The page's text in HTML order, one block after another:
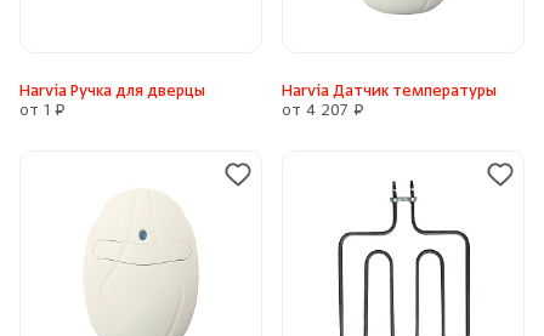
Harvia Ручка для дверцы
от 1 ₽
Harvia Датчик температуры
от 4 207 ₽